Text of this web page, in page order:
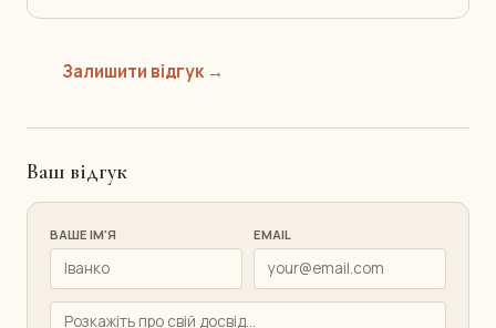
Залишити відгук →
Ваш відгук
ВАШЕ ІМ'Я EMAIL